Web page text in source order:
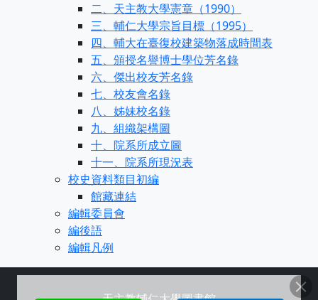
二、天主教大學憲章（1990）
三、輔仁大學宗旨目標（1995）
四、輔大在臺復校建築物落成時間表
五、頒授名譽博士學位芳名錄
六、傑出校友芳名錄
七、校友會名錄
八、姊妹校名錄
九、組織架構圖
十、院系所成立圖
十一、院系所現況表
校史資料類目初編
館藏連結
編輯委員會
編後語
編輯凡例